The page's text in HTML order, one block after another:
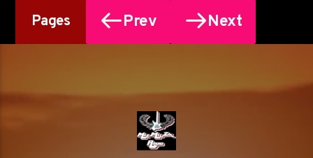
Pages Prev Next